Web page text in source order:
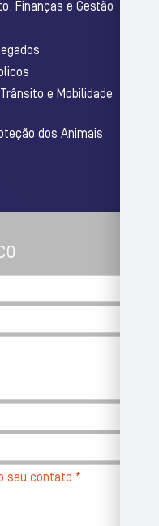
Finanças e Gestão
e Mobilidade
dos Animais